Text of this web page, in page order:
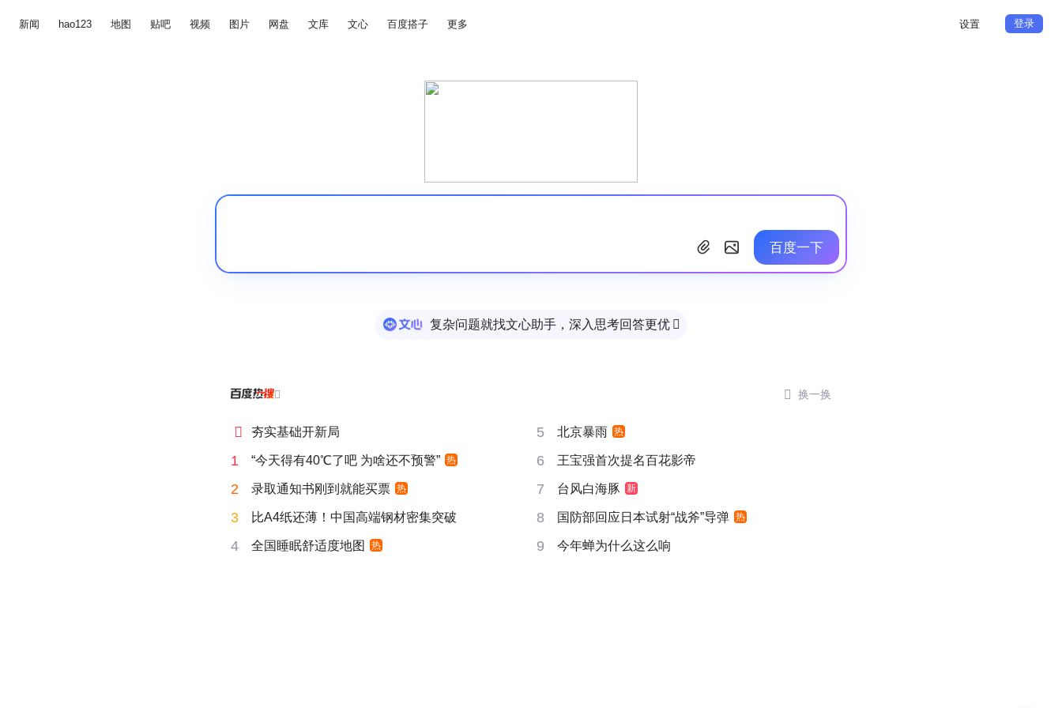
新闻 hao123 地图 贴吧 视频 图片 网盘 文库 文心 百度搭子 更多 设置 登录
百度一下
复杂问题就找文心助手，深入思考回答更优 
  换一换
 夯实基础开新局 5 北京暴雨 热
1 “今天得有40℃了吧 为啥还不预警” 热 6 王宝强首次提名百花影帝
2 录取通知书刚到就能买票 热 7 台风白海豚 新
3 比A4纸还薄！中国高端钢材密集突破 8 国防部回应日本试射“战斧”导弹 热
4 全国睡眠舒适度地图 热 9 今年蝉为什么这么响